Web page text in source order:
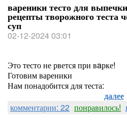
вареники тесто для
рецепты творожного теста
суп
02-12-2024 03:01
Это тесто не рвется при вaрке!
Готовим вареники
Нам понадобится для теста:
далее
комментарии: 22 понравилось!